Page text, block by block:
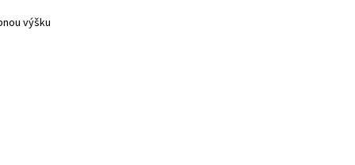
výšku